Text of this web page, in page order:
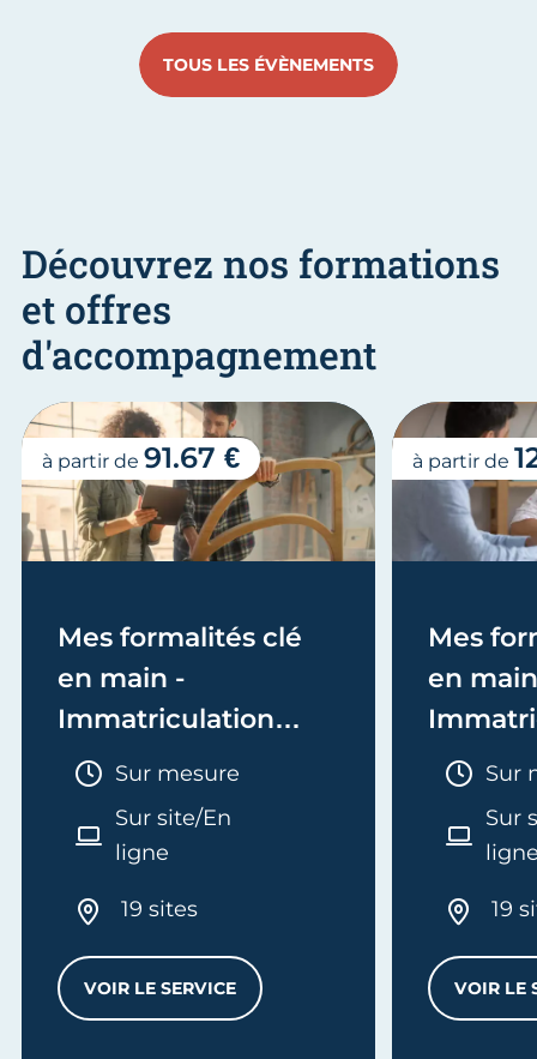
TOUS LES ÉVÈNEMENTS
Découvrez nos formations
et offres
d'accompagnement
Mes formalités clé
en main -
Immatriculation
(EI/Micro-entreprise
Durée :
Sur mesure
Sur site/En
ligne
19 sites
VOIR LE SERVICEMES FORMALITÉS CLÉ EN MAIN -
à partir de 91.67 €
Mes
en
Sur
Sur
19
VOIR LE
à partir de